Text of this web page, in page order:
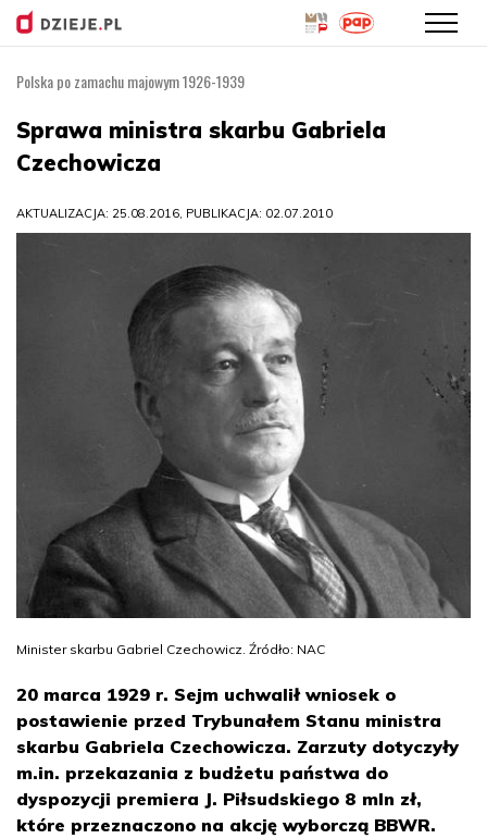
Przejdź
treści
Polska po zamachu majowym 1926-1939
Sprawa ministra skarbu Gabriela
Czechowicza
AKTUALIZACJA: 25.08.2016, PUBLIKACJA: 02.07.2010
Minister skarbu Gabriel Czechowicz. Źródło: NAC
20 marca 1929 r. Sejm uchwalił wniosek o
postawienie przed Trybunałem Stanu ministra
skarbu Gabriela Czechowicza. Zarzuty dotyczyły
m.in. przekazania z budżetu państwa do
dyspozycji premiera J. Piłsudskiego 8 mln zł,
które przeznaczono na akcję wyborczą BBWR.